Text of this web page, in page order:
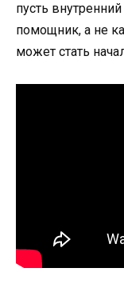
пусть
помощник, а не
может стать